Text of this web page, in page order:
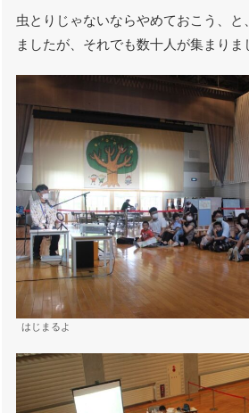
虫とりじゃないならやめておこう、と
ましたが、それでも数十人が集まりま
はじまるよ